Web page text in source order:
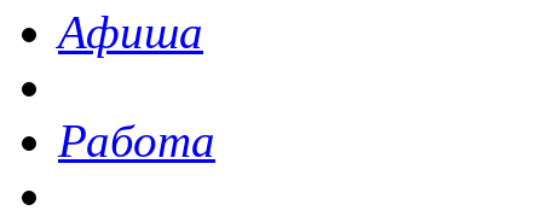
Афиша
Работа